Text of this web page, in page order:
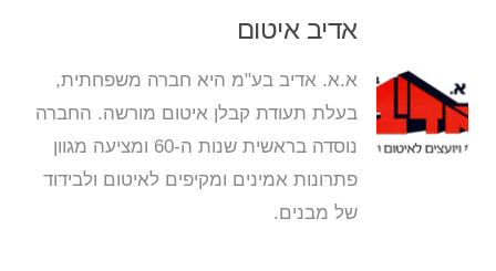
אדיב איטום
א.א. אדיב בע"מ היא חברה משפחתית,
בעלת תעודת קבלן איטום מורשה. החברה
נוסדה בראשית שנות ה-60 ומציעה מגוון
פתרונות אמינים ומקיפים לאיטום ולבידוד
של מבנים.